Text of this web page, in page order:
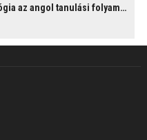
Hogyan hat a technológia az angol tanulási folyamatokra?